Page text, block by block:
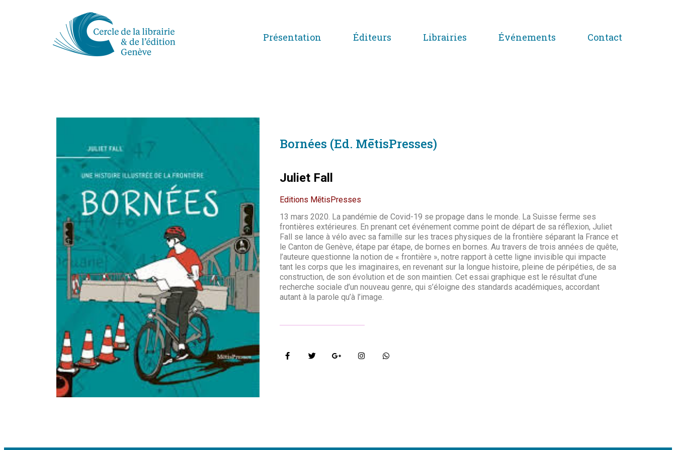
Présentation Éditeurs Librairies Événements Contact
Bornées (Ed. MētisPresses)
Juliet Fall
Editions MētisPresses
13 mars 2020. La pandémie de Covid-19 se propage dans le monde. La Suisse ferme ses
frontières extérieures. En prenant cet événement comme point de départ de sa réflexion, Juliet
Fall se lance à vélo avec sa famille sur les traces physiques de la frontière séparant la France et
le Canton de Genève, étape par étape, de bornes en bornes. Au travers de trois années de quête,
l’auteure questionne la notion de « frontière », notre rapport à cette ligne invisible qui impacte
tant les corps que les imaginaires, en revenant sur la longue histoire, pleine de péripéties, de sa
construction, de son évolution et de son maintien. Cet essai graphique est le résultat d’une
recherche sociale d’un nouveau genre, qui s’éloigne des standards académiques, accordant
autant à la parole qu’à l’image.